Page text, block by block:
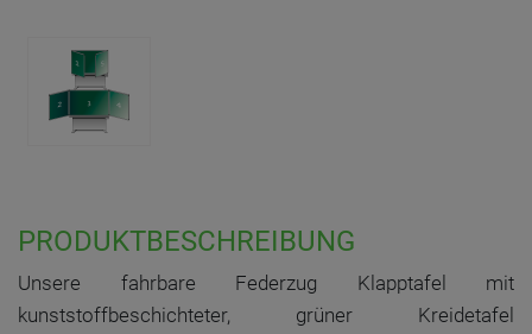
PRODUKTBESCHREIBUNG
Unsere fahrbare Federzug Klapptafel mit
kunststoffbeschichteter, grüner Kreidetafel